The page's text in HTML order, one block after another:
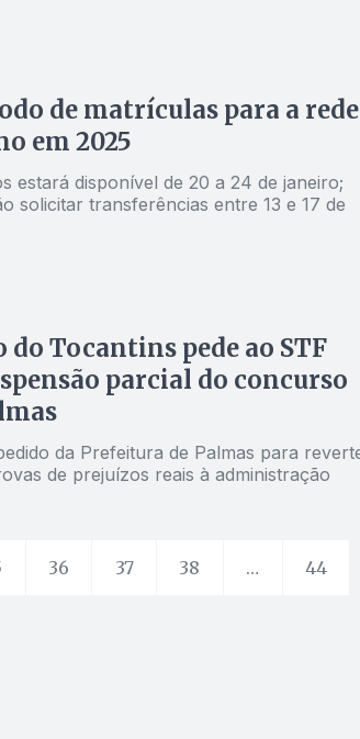
de matrículas para a rede
em 2025
estará disponível de 20 a 24 de janeiro;
solicitar transferências entre 13 e 17 de
Tocantins pede ao STF
parcial do concurso
da Prefeitura de Palmas para
de prejuízos reais à administração
36 37 38 … 44